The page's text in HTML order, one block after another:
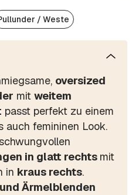
/ Weste
oversized
mit weitem
passt perfekt zu einem
auch femininen Look.
in glatt rechts mit
in kraus rechts.
Ärmelblenden